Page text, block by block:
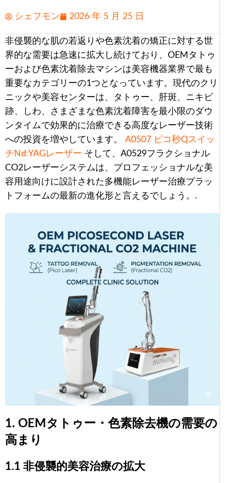
シェフモン 2026 年 5 月 25 日
非侵襲的な肌の若返りや色素沈着の矯正に対する世
界的な需要は急速に拡大し続けており、OEMタトゥ
ーおよび色素沈着除去マシンは美容機器業界で最も
重要なカテゴリーの1つとなっています。現代のクリ
ニックや美容センターは、タトゥー、肝斑、ニキビ
跡、しわ、さまざまな色素沈着障害を最小限のダウ
ンタイムで効果的に治療できる高度なレーザー技術
への投資を増やしています。 A0507 ピコ秒Qスイッ
チNd:YAGレーザー そして、A0529フラクショナル
CO2レーザーシステムは、プロフェッショナルな美
容用途向けに設計された多機能レーザー治療プラッ
トフォームの最新の進化形と言えるでしょう。.
1. OEMタトゥー・色素除去機の需要の
高まり
1.1 非侵襲的美容治療の拡大